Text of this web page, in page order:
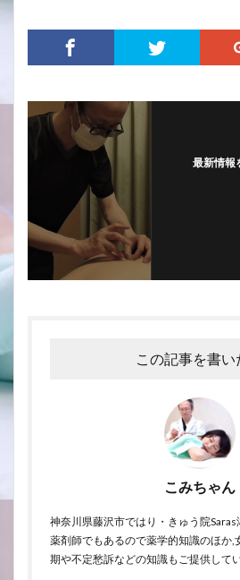
最新情報
この記事を書い
こみちゃん
神奈川県藤沢市ではり・きゅう院Saras
薬剤師でもあるので薬学的知識のほか,
期や不定愁訴などの知識もご提供してい